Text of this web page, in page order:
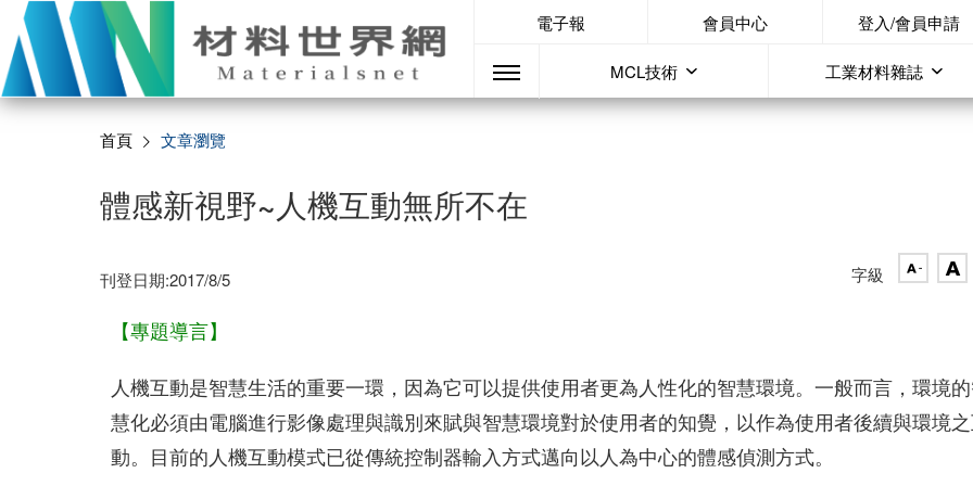
電子報 會員中心 登入/會員申請
MCL技術 工業材料雜誌
首頁 文章瀏覽
體感新視野~人機互動無所不在
刊登日期:2017/8/5 字級
【專題導言】
人機互動是智慧生活的重要一環，因為它可以提供使用者更為人性化的智慧環境。一般而言，環境
慧化必須由電腦進行影像處理與識別來賦與智慧環境對於使用者的知覺，以作為使用者後續與環境
動。目前的人機互動模式已從傳統控制器輸入方式邁向以人為中心的體感偵測方式。